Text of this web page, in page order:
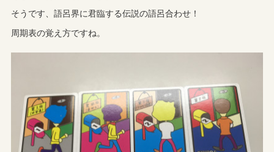
そうです、語呂界に君臨する伝説の語呂合わせ！
周期表の覚え方ですね。